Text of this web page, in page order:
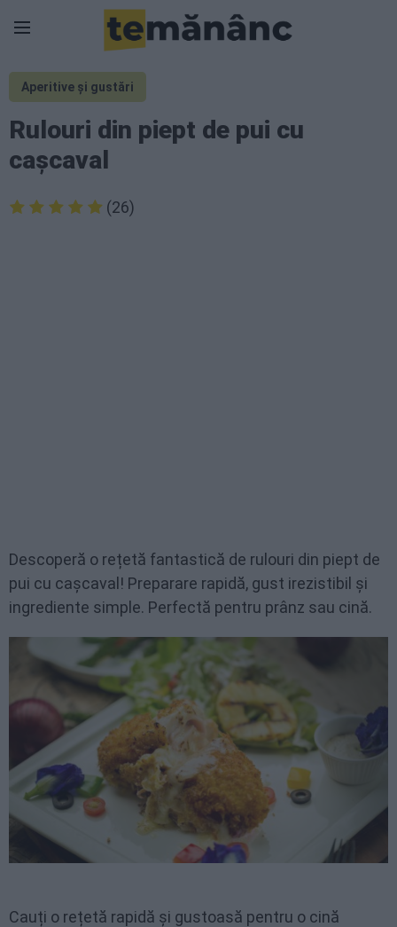
Aperitive și gustări
Rulouri din piept de pui cu
cașcaval
(26)
Descoperă o rețetă fantastică de rulouri din piept de
pui cu cașcaval! Preparare rapidă, gust irezistibil și
ingrediente simple. Perfectă pentru prânz sau cină.
Cauți o rețetă rapidă și gustoasă pentru o cină